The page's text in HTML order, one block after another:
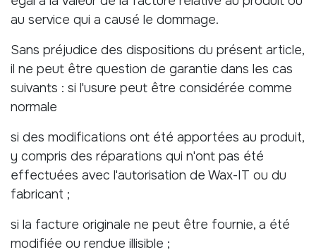
au service qui a causé le dommage.
Sans préjudice des dispositions du présent article,
il ne peut être question de garantie dans les cas
suivants : si l'usure peut être considérée comme
normale
si des modifications ont été apportées au produit,
y compris des réparations qui n'ont pas été
effectuées avec l'autorisation de Wax-IT ou du
fabricant ;
si la facture originale ne peut être fournie, a été
modifiée ou rendue illisible ;